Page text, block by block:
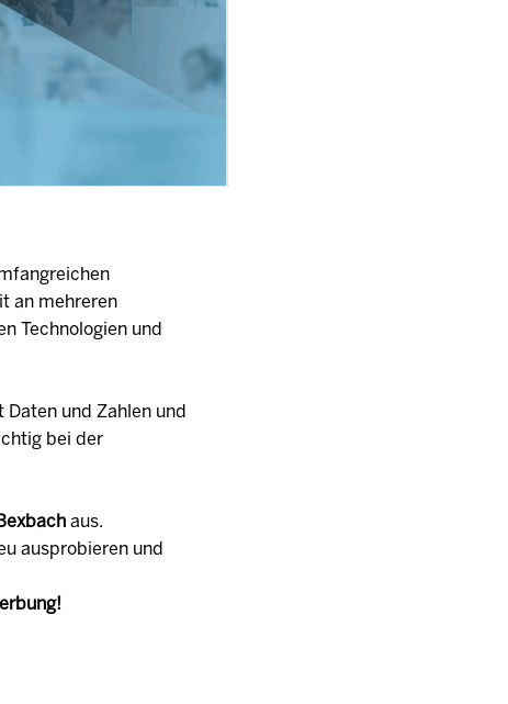
an mehreren
Technologien und
und Zahlen und
bei der
aus.
ausprobieren und